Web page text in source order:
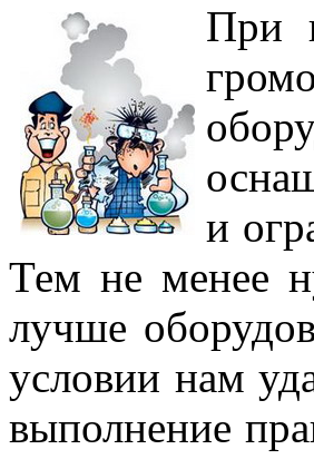
При
и
Тем не менее
лучше
условии нам
выполнение